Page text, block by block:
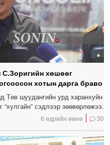
С.Зоригийн хөшөөг
хотын дарга браво
Төв шуудангийн урд харанхуйн
сэдлээр зөөвөрлөжээ.
6 өдрийн өмнө 30